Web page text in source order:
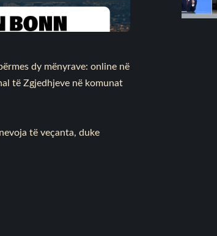
dy mënyrave: online në
të Zgjedhjeve në komunat
të veçanta, duke